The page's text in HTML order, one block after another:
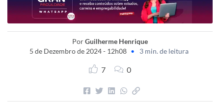
PorGuilherme Henrique
5 de Dezembro de 2024 - 12h08 • 3 min. de leitura
7 0